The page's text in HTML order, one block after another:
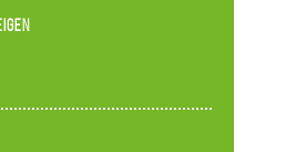
Schüler und
Kulturkinos.